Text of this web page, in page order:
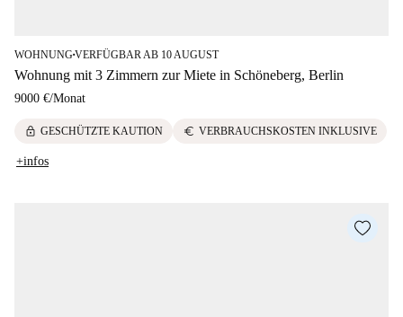
WOHNUNG■VERFÜGBAR AB 10 AUGUST
Wohnung mit 3 Zimmern zur Miete in Schöneberg, Berlin
9000 €/Monat
lock GESCHÜTZTE KAUTION euro VERBRAUCHSKOSTEN INKLUSIVE
+infos